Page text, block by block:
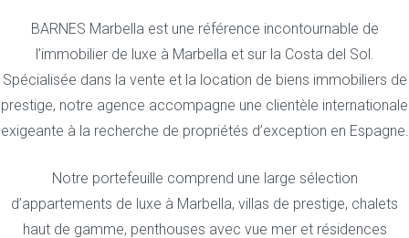
BARNES Marbella est une référence incontournable de
l’immobilier de luxe à Marbella et sur la Costa del Sol.
Spécialisée dans la vente et la location de biens immobiliers de
prestige, notre agence accompagne une clientèle internationale
exigeante à la recherche de propriétés d’exception en Espagne.
Notre portefeuille comprend une large sélection
d’appartements de luxe à Marbella, villas de prestige, chalets
haut de gamme, penthouses avec vue mer et résidences